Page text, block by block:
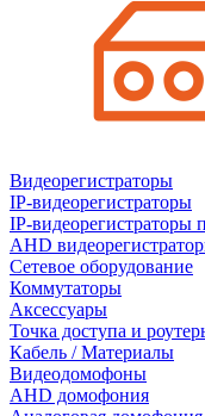
Видеорегистраторы
IP-видеорегистраторы
IP-видеорегистраторы
AHD
Сетевое оборудование
Коммутаторы
Аксессуары
Точка доступа и
Кабель / Материалы
Видеодомофоны
AHD домофония